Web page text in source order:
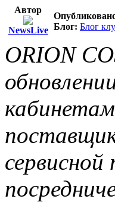
Автор
NewsLive Блог: Блог
ORION